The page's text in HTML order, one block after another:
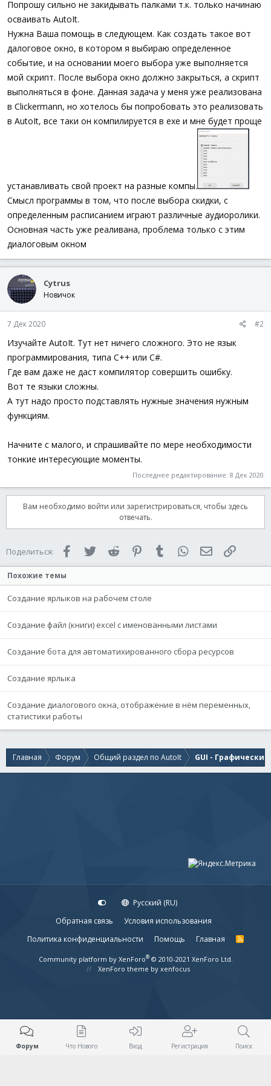
Попрошу сильно не закидывать палками т.к. только начинаю
осваивать AutoIt.
Нужна Ваша помощь в следующем. Как создать такое вот
далоговое окно, в котором я выбираю определенное
событие, и на основании моего выбора уже выполняется
мой скрипт. После выбора окно должно закрыться, а скрипт
выполняться в фоне. Данная задача у меня уже реализована
в Clickermann, но хотелось бы попробовать это реализовать
в AutoIt, все таки он компилируется в exe и мне будет проще
устанавливать свой проект на разные компы.
Смысл программы в том, что после выбора скидки, с
определенным расписанием играют различные аудиоролики.
Основная часть уже реаливана, проблема только с этим
диалоговым окном
Cytrus
Новичок
7 Дек 2020 #2
Изучайте AutoIt. Тут нет ничего сложного. Это не язык
программирования, типа C++ или C#.
Где вам даже не даст компилятор совершить ошибку.
Вот те языки сложны.
А тут надо просто подставлять нужные значения нужным
функциям.
Начните с малого, и спрашивайте по мере необходимости
тонкие интересующие моменты.
Последнее редактирование: 8 Дек 2020
Вам необходимо войти или зарегистрироваться, чтобы здесь
отвечать.
Поделиться: FacebookTwitter Reddit PinterestTumblr WhatsAppЭлектронная
Похожие темы
Создание ярлыков на рабочем столе
Создание файл (книги) excel с именованными листами
Создание бота для автоматихированного сбора ресурсов
Создание ярлыка
Создание диалогового окна, отображение в нём переменных,
статистики работы
Главная Форум Общий раздел по AutoIt GUI -
Русский (RU)
Обратная связь
Условия использования
Политика конфиденциальности
Помощь Главная
R
Community platform by XenForo® © 2010-2021 XenForo Ltd.
XenForo theme by xenfocus
Форум Что Нового Вход Регистрация Поиск